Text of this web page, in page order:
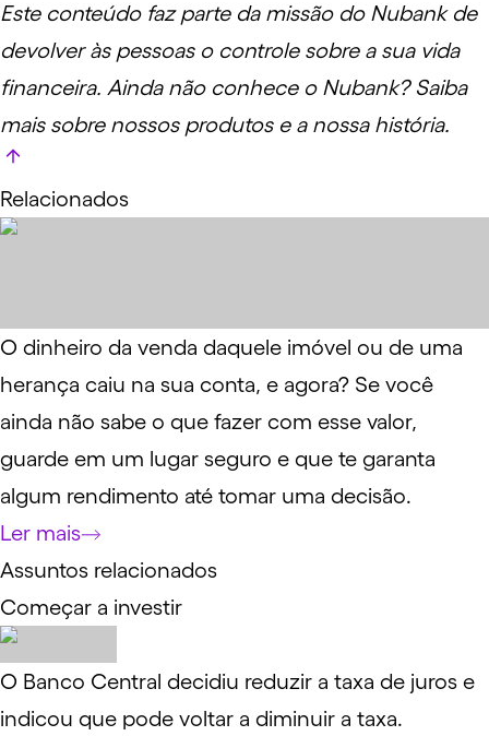
Este conteúdo faz parte da missão do Nubank de
devolver às pessoas o controle sobre a sua vida
financeira. Ainda não conhece o Nubank?Saiba
maissobre nossos produtos e a nossa história.
Relacionados
O dinheiro da venda daquele imóvel ou de uma
herança caiu na sua conta, e agora? Se você
ainda não sabe o que fazer com esse valor,
guarde em um lugar seguro e que te garanta
algum rendimento até tomar uma decisão.
Ler mais
Assuntos relacionados
Começar a investir
O Banco Central decidiu reduzir a taxa de juros e
indicou que pode voltar a diminuir a taxa.